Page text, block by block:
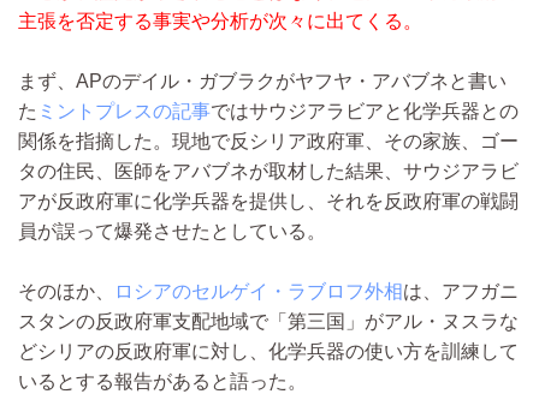
主張を否定する事実や分析が次々に出てくる。
まず、APのデイル・ガブラクがヤフヤ・アバブネと書い
た ミントプレスの記事ではサウジアラビアと化学兵器との
関係を指摘した。現地で反シリア政府軍、その家族、ゴー
タの住民、医師をアバブネが取材した結果、サウジアラビ
アが反政府軍に化学兵器を提供し、それを反政府軍の戦闘
員が誤って爆発させたとしている。
そのほか、 ロシアのセルゲイ・ラブロフ外相は、アフガニ
スタンの反政府軍支配地域で「第三国」がアル・ヌスラな
どシリアの反政府軍に対し、化学兵器の使い方を訓練して
いるとする報告があると語った。